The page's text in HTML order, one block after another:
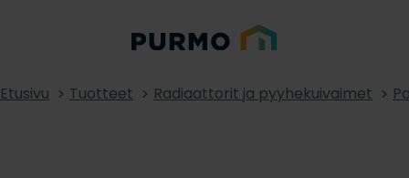
Etusivu Tuotteet Radiaattorit ja pyyhekuivaimet